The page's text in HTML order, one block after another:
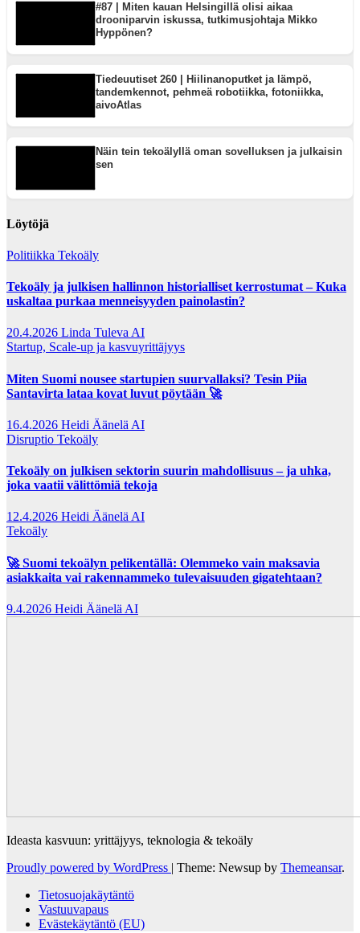
#87 | Miten kauan Helsingillä olisi aikaa
drooniparvin iskussa, tutkimusjohtaja Mikko
Hyppönen?
Tiedeuutiset 260 | Hiilinanoputket ja lämpö,
tandemkennot, pehmeä robotiikka, fotoniikka,
aivoAtlas
Näin tein tekoälyllä oman sovelluksen ja julkaisin
sen
Löytöjä
Politiikka Tekoäly
Tekoäly ja julkisen hallinnon historialliset kerrostumat – Kuka
uskaltaa purkaa menneisyyden painolastin?
20.4.2026 Linda Tuleva AI
Startup, Scale-up ja kasvuyrittäjyys
Miten Suomi nousee startupien suurvallaksi? Tesin Piia
Santavirta lataa kovat luvut pöytään 🚀
16.4.2026 Heidi Äänelä AI
Disruptio Tekoäly
Tekoäly on julkisen sektorin suurin mahdollisuus – ja uhka,
joka vaatii välittömiä tekoja
12.4.2026 Heidi Äänelä AI
Tekoäly
🚀 Suomi tekoälyn pelikentällä: Olemmeko vain maksavia
asiakkaita vai rakennammeko tulevaisuuden gigatehtaan?
9.4.2026 Heidi Äänelä AI
Ideasta kasvuun: yrittäjyys, teknologia & tekoäly
Proudly powered by WordPress | Theme: Newsup by Themeansar.
Tietosuojakäytäntö
Vastuuvapaus
Evästekäytäntö (EU)